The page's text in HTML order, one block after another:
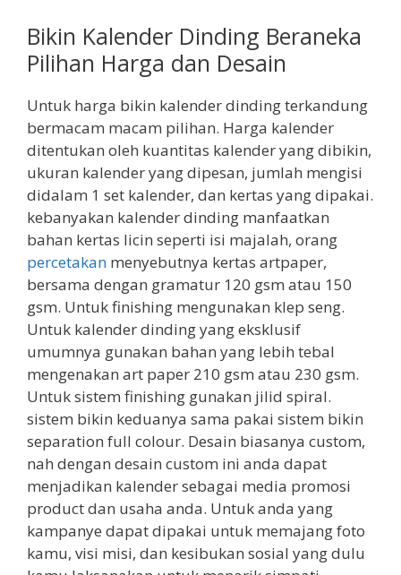
Bikin Kalender Dinding Beraneka
Pilihan Harga dan Desain
Untuk harga bikin kalender dinding terkandung
bermacam macam pilihan. Harga kalender
ditentukan oleh kuantitas kalender yang dibikin,
ukuran kalender yang dipesan, jumlah mengisi
didalam 1 set kalender, dan kertas yang dipakai.
kebanyakan kalender dinding manfaatkan
bahan kertas licin seperti isi majalah, orang
percetakan menyebutnya kertas artpaper,
bersama dengan gramatur 120 gsm atau 150
gsm. Untuk finishing mengunakan klep seng.
Untuk kalender dinding yang eksklusif
umumnya gunakan bahan yang lebih tebal
mengenakan art paper 210 gsm atau 230 gsm.
Untuk sistem finishing gunakan jilid spiral.
sistem bikin keduanya sama pakai sistem bikin
separation full colour. Desain biasanya custom,
nah dengan desain custom ini anda dapat
menjadikan kalender sebagai media promosi
product dan usaha anda. Untuk anda yang
kampanye dapat dipakai untuk memajang foto
kamu, visi misi, dan kesibukan sosial yang dulu